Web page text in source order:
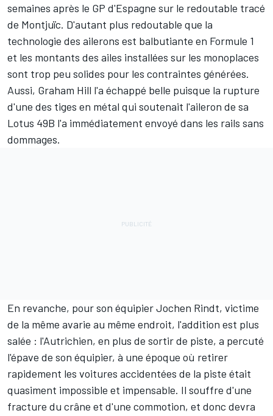
semaines après le GP d'Espagne sur le redoutable tracé
de Montjuïc. D'autant plus redoutable que la
technologie des ailerons est balbutiante en Formule 1
et les montants des ailes installées sur les monoplaces
sont trop peu solides pour les contraintes générées.
Aussi, Graham Hill l'a échappé belle puisque la rupture
d'une des tiges en métal qui soutenait l'aileron de sa
Lotus 49B l'a immédiatement envoyé dans les rails sans
dommages.
En revanche, pour son équipier Jochen Rindt, victime
de la même avarie au même endroit, l'addition est plus
salée : l'Autrichien, en plus de sortir de piste, a percuté
l'épave de son équipier, à une époque où retirer
rapidement les voitures accidentées de la piste était
quasiment impossible et impensable. Il souffre d'une
fracture du crâne et d'une commotion, et donc devra